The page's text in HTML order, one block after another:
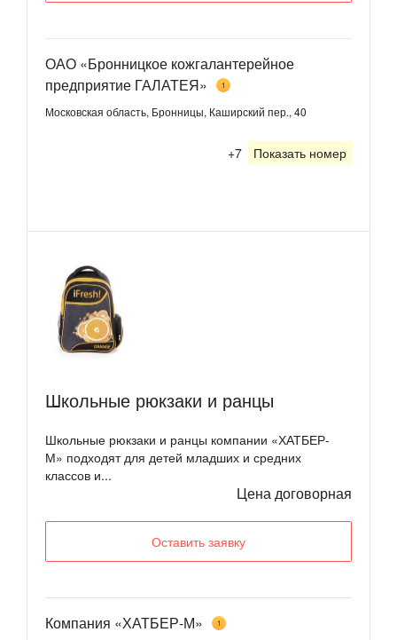
ОАО «Бронницкое кожгалантерейное
предприятие ГАЛАТЕЯ»
1
Московская область, Бронницы, Каширский пер., 40
+7 Показать номер
Школьные рюкзаки и ранцы
Школьные рюкзаки и ранцы компании «ХАТБЕР-
М» подходят для детей младших и средних
классов и...
Цена договорная
Оставить заявку
Компания «ХАТБЕР-М» 1